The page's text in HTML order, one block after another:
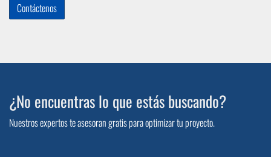
Contáctenos
¿No encuentras lo que estás buscando?
Nuestros expertos te asesoran gratis para optimizar tu proyecto.